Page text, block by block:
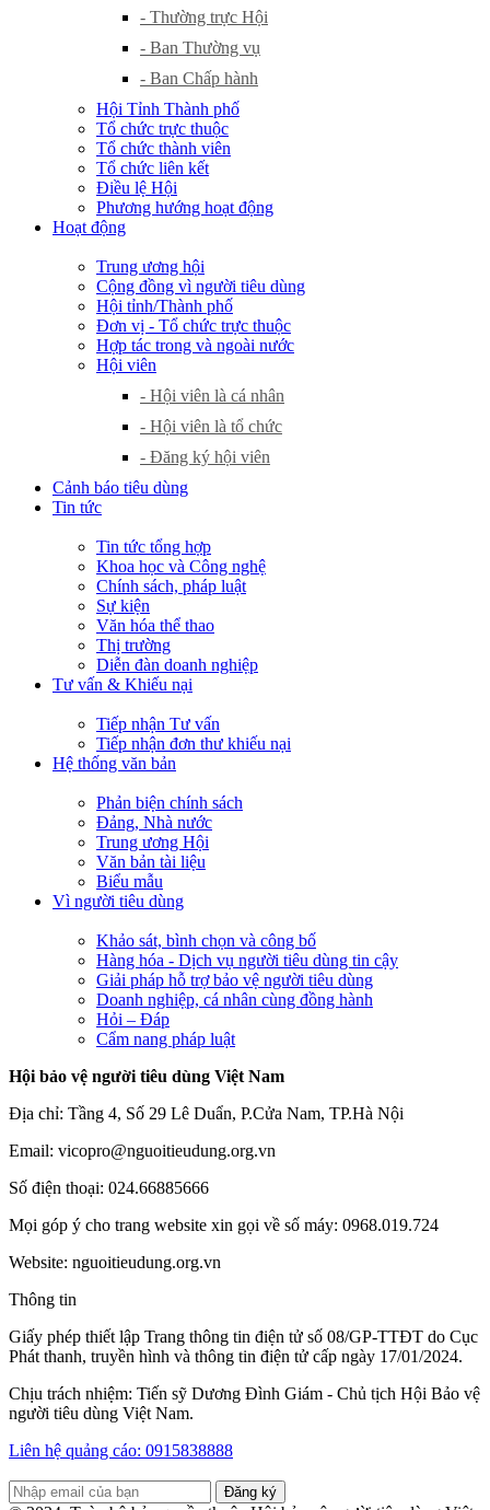
- Thường trực Hội
- Ban Thường vụ
- Ban Chấp hành
Hội Tỉnh Thành phố
Tổ chức trực thuộc
Tổ chức thành viên
Tổ chức liên kết
Điều lệ Hội
Phương hướng hoạt động
Hoạt động
Trung ương hội
Cộng đồng vì người tiêu dùng
Hội tỉnh/Thành phố
Đơn vị - Tổ chức trực thuộc
Hợp tác trong và ngoài nước
Hội viên
- Hội viên là cá nhân
- Hội viên là tổ chức
- Đăng ký hội viên
Cảnh báo tiêu dùng
Tin tức
Tin tức tổng hợp
Khoa học và Công nghệ
Chính sách, pháp luật
Sự kiện
Văn hóa thể thao
Thị trường
Diễn đàn doanh nghiệp
Tư vấn & Khiếu nại
Tiếp nhận Tư vấn
Tiếp nhận đơn thư khiếu nại
Hệ thống văn bản
Phản biện chính sách
Đảng, Nhà nước
Trung ương Hội
Văn bản tài liệu
Biểu mẫu
Vì người tiêu dùng
Khảo sát, bình chọn và công bố
Hàng hóa - Dịch vụ người tiêu dùng tin cậy
Giải pháp hỗ trợ bảo vệ người tiêu dùng
Doanh nghiệp, cá nhân cùng đồng hành
Hỏi – Đáp
Cẩm nang pháp luật
Hội bảo vệ người tiêu dùng Việt Nam
Địa chỉ: Tầng 4, Số 29 Lê Duẩn, P.Cửa Nam, TP.Hà Nội
Email: vicopro@nguoitieudung.org.vn
Số điện thoại: 024.66885666
Mọi góp ý cho trang website xin gọi về số máy: 0968.019.724
Website: nguoitieudung.org.vn
Thông tin
Giấy phép thiết lập Trang thông tin điện tử số 08/GP-TTĐT do Cục
Phát thanh, truyền hình và thông tin điện tử cấp ngày 17/01/2024.
Chịu trách nhiệm: Tiến sỹ Dương Đình Giám - Chủ tịch Hội Bảo vệ
người tiêu dùng Việt Nam.
Liên hệ quảng cáo: 0915838888